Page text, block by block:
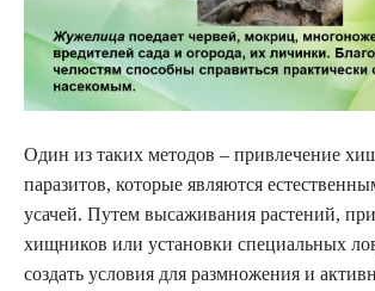
Один из таких методов – привлечение
паразитов, которые являются
усачей. Путем высаживания растений,
хищников или установки специальных
создать условия для размножения и